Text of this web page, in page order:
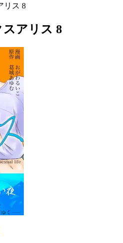
リス 8
アリス 8